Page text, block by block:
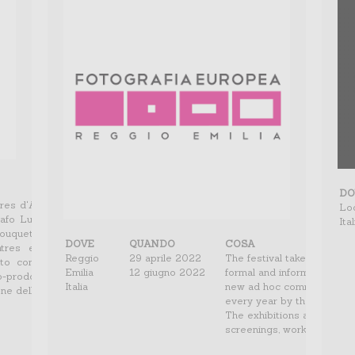
d'Arles è uno dei principali festival di fotografia fondato nel 1970
Lucien Clergue, dall'autore Michel Tournier e dallo storico Jean-
espone quasi esclusivamente nuovi lavori, è mondialmente
come uno dei festival principali a livello mondiale. Le mostre,
prodotte con musei e istituzioni francesi e straniere, sono distribuiti
della città e dei dintorni.
DOVE
Reggio
Emilia
Italia
QUANDO
29 aprile 2022
12 giugno 2022
COSA
The festival takes place
formal and informal, and it
new ad hoc
every year by the
The exhibitions are
screenings, workshops,